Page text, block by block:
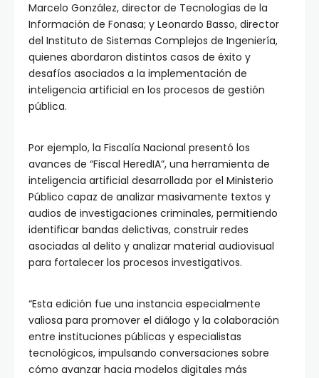
Marcelo González, director de Tecnologías de la
Información de Fonasa; y Leonardo Basso, director
del Instituto de Sistemas Complejos de Ingeniería,
quienes abordaron distintos casos de éxito y
desafíos asociados a la implementación de
inteligencia artificial en los procesos de gestión
pública.
Por ejemplo, la Fiscalía Nacional presentó los
avances de “Fiscal HeredIA”, una herramienta de
inteligencia artificial desarrollada por el Ministerio
Público capaz de analizar masivamente textos y
audios de investigaciones criminales, permitiendo
identificar bandas delictivas, construir redes
asociadas al delito y analizar material audiovisual
para fortalecer los procesos investigativos.
“Esta edición fue una instancia especialmente
valiosa para promover el diálogo y la colaboración
entre instituciones públicas y especialistas
tecnológicos, impulsando conversaciones sobre
cómo avanzar hacia modelos digitales más